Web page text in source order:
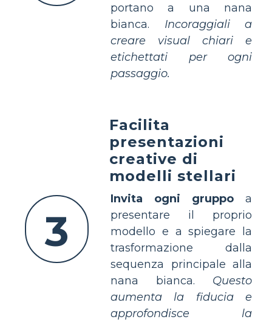
portano a una nana
bianca. Incoraggiali a
creare visual chiari e
etichettati per ogni
passaggio.
3
Facilita
presentazioni
creative di
modelli stellari
Invita ogni gruppo a
presentare il proprio
modello e a spiegare la
trasformazione dalla
sequenza principale alla
nana bianca. Questo
aumenta la fiducia e
approfondisce la